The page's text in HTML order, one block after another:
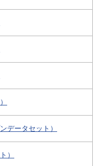
データセット）
）